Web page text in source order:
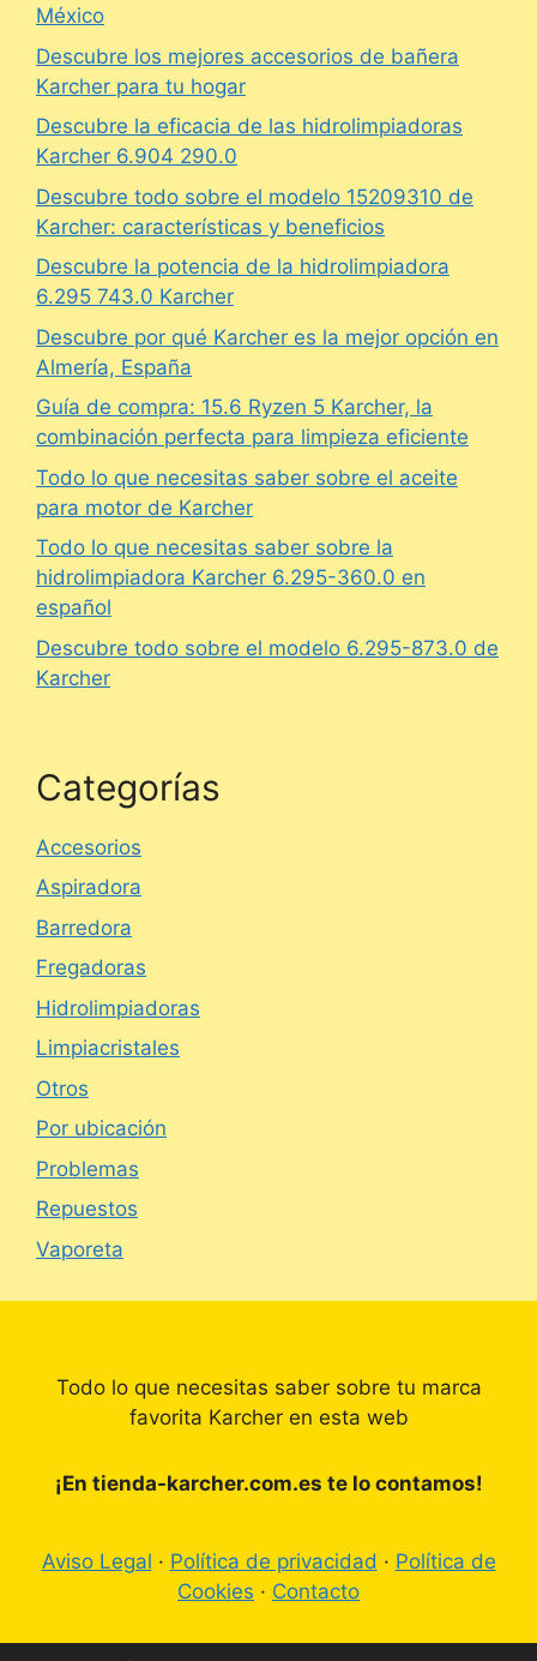
México
Descubre los mejores accesorios de bañera
Karcher para tu hogar
Descubre la eficacia de las hidrolimpiadoras
Karcher 6.904 290.0
Descubre todo sobre el modelo 15209310 de
Karcher: características y beneficios
Descubre la potencia de la hidrolimpiadora
6.295 743.0 Karcher
Descubre por qué Karcher es la mejor opción en
Almería, España
Guía de compra: 15.6 Ryzen 5 Karcher, la
combinación perfecta para limpieza eficiente
Todo lo que necesitas saber sobre el aceite
para motor de Karcher
Todo lo que necesitas saber sobre la
hidrolimpiadora Karcher 6.295-360.0 en
español
Descubre todo sobre el modelo 6.295-873.0 de
Karcher
Categorías
Accesorios
Aspiradora
Barredora
Fregadoras
Hidrolimpiadoras
Limpiacristales
Otros
Por ubicación
Problemas
Repuestos
Vaporeta
Todo lo que necesitas saber sobre tu marca
favorita Karcher en esta web
¡En tienda-karcher.com.es te lo contamos!
Aviso Legal · Política de privacidad · Política de
Cookies · Contacto